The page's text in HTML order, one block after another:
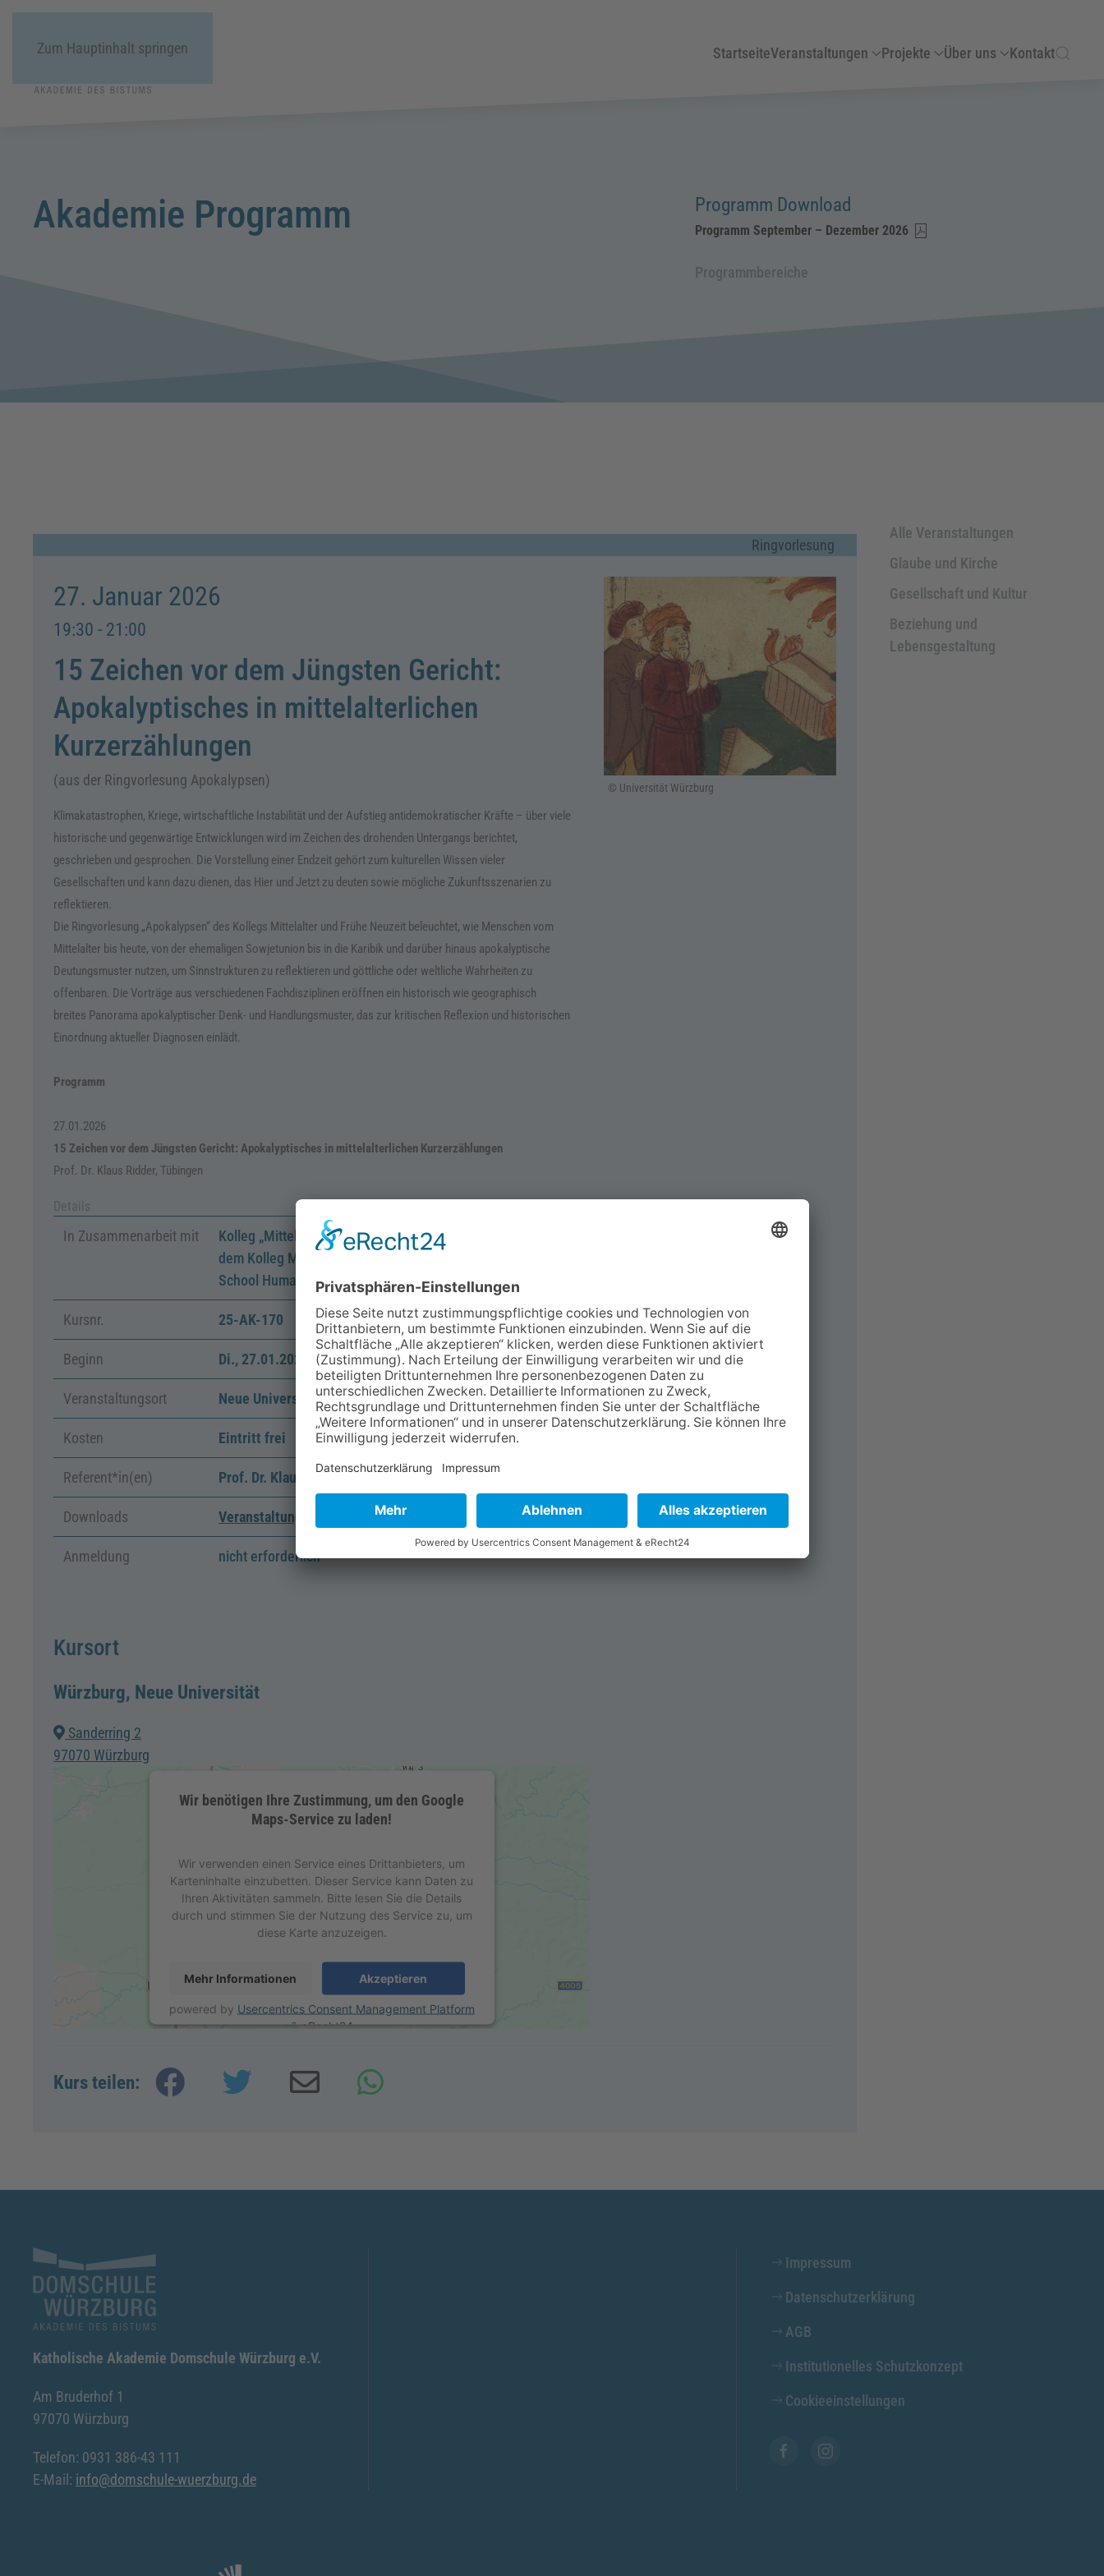
Zum Hauptinhalt springen StartseiteVeranstaltungen Projekte Über uns Kontakt
Akademie Programm Programm Download
Programm September – Dezember 2026
Programmbereiche
Ringvorlesung
© Universität Würzburg
27. Januar 2026
19:30 - 21:00
15 Zeichen vor dem Jüngsten Gericht:
Apokalypti­sches in mittelalterlichen
Kurzerzählungen
(aus der Ringvorlesung Apokalypsen)
Klimakatastrophen, Kriege, wirtschaftliche Instabilität und der Aufstieg antidemokratischer Kräfte – über viele
historische und gegenwärtige Entwicklungen wird im Zeichen des drohenden Untergangs berichtet,
geschrieben und gesprochen. Die Vorstellung einer Endzeit gehört zum kulturellen Wissen vieler
Gesellschaften und kann dazu dienen, das Hier und Jetzt zu deuten sowie mögliche Zu­kunftsszenarien zu
reflektieren.
Die Ringvorlesung „Apokalypsen“ des Kollegs Mittelalter und Frühe Neuzeit beleuchtet, wie Menschen vom
Mittelalter bis heute, von der ehemaligen Sowjetunion bis in die Karibik und darüber hinaus apoka­lyptische
Deutungsmuster nutzen, um Sinnstrukturen zu reflektieren und göttliche oder weltliche Wahrheiten zu
offenbaren. Die Vorträge aus verschiedenen Fachdisziplinen eröffnen ein historisch wie geographisch
breites Panorama apokalyptischer Denk- und Handlungsmuster, das zur kritischen Reflexion und historischen
Einordnung aktueller Diagnosen einlädt.
Programm
27.01.2026
15 Zeichen vor dem Jüngsten Gericht: Apokalypti­sches in mittelalterlichen Kurzerzählungen
Prof. Dr. Klaus Ridder, Tübingen
Details
In Zusammenarbeit mit
Kolleg „Mittelalter & Frühe Neuzeit“ Universität Würzburg,
dem Kolleg Moderne und Gegenwart und der Graduate
School Humanities
Kursnr. 25-AK-170
Beginn Di., 27.01.2026, 19:30–21:00
Veranstaltungsort Neue Universität, Sanderring 2, 97070 Würzburg
Kosten Eintritt frei
Referent*in(en) Prof. Dr. Klaus Ridder
Downloads Veranstaltungsflyer1
Anmeldung nicht erforderlich
Kursort
Würzburg, Neue Universität
Sanderring 2
97070 Würzburg
Wir benötigen Ihre Zustimmung, um den Google
Maps-Service zu laden!
Wir verwenden einen Service eines Drittanbieters, um
Karteninhalte einzubetten. Dieser Service kann Daten zu
Ihren Aktivitäten sammeln. Bitte lesen Sie die Details
durch und stimmen Sie der Nutzung des Service zu, um
diese Karte anzuzeigen.
Mehr Informationen Akzeptieren
powered by Usercentrics Consent Management Platform
&eRecht24
Kurs teilen:
Alle Veranstaltungen
Glaube und Kirche
Gesellschaft und Kultur
Beziehung und
Lebensgestaltung
Katholische Akademie Domschule Würzburg e.V.
Am Bruderhof 1
97070 Würzburg
Telefon: 0931 386-43 111
E-Mail: info@domschule-wuerzburg.de
Impressum
Datenschutzerklärung
AGB
Institutionelles Schutzkonzept
Cookieeinstellungen